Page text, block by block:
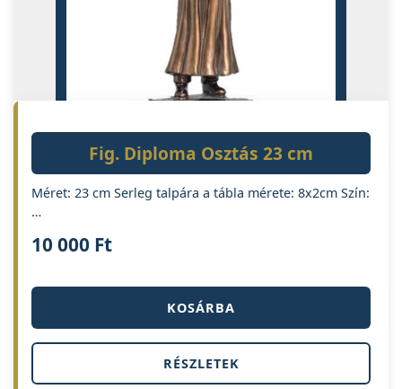
Fig. Diploma Osztás 23 cm
Méret: 23 cm Serleg talpára a tábla mérete: 8x2cm Szín:
…
10 000 Ft
KOSÁRBA
RÉSZLETEK